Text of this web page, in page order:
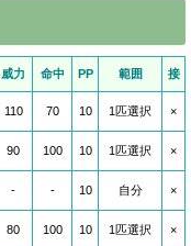
威力 命中 PP 範囲 接
110 70 10 1匹選択 ×
90 100 10 1匹選択 ×
- - 10 自分 ×
80 100 10 1匹選択 ×